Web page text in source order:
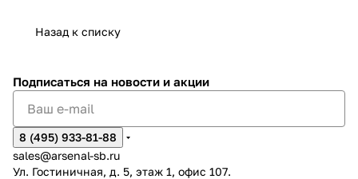
Назад к списку
Подписаться на новости и акции
8 (495) 933-81-88
sales@arsenal-sb.ru
Ул. Гостиничная, д. 5, этаж 1, офис 107.